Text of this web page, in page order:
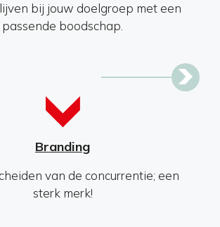
bij jouw doelgroep met een
passende boodschap.
Branding
van de concurrentie; een
sterk merk!